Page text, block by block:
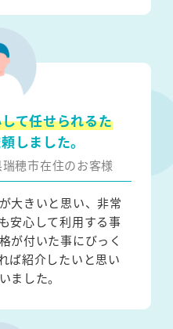
て任せられるた
しました。
瑞穂市在住のお客様
大きいと思い、非常
安心して利用する事
が付いた事にびっく
ば紹介したいと思い
ました。